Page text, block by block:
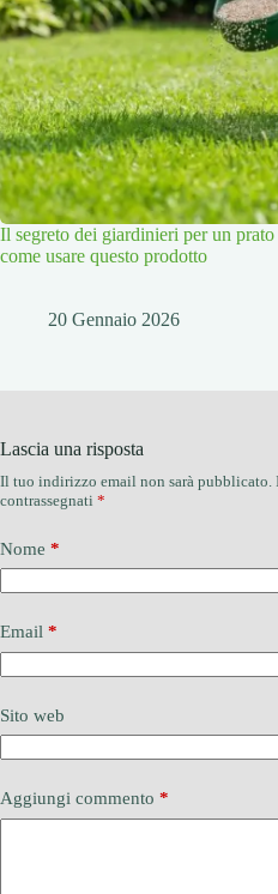
Il segreto dei giardinieri per un
come usare questo prodotto
20 Gennaio 2026
Lascia una risposta
Il tuo indirizzo email non sarà pubblicato.
contrassegnati *
Nome *
Email *
Sito web
Aggiungi commento *